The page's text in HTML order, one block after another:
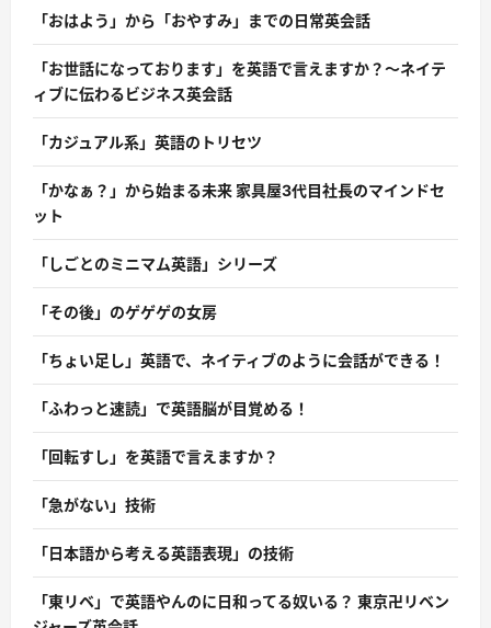
「おはよう」から「おやすみ」までの日常英会話
「お世話になっております」を英語で言えますか？〜ネイテ
ィブに伝わるビジネス英会話
「カジュアル系」英語のトリセツ
「かなぁ？」から始まる未来 家具屋3代目社長のマインドセ
ット
「しごとのミニマム英語」シリーズ
「その後」のゲゲゲの女房
「ちょい足し」英語で、ネイティブのように会話ができる！
「ふわっと速読」で英語脳が目覚める！
「回転すし」を英語で言えますか？
「急がない」技術
「日本語から考える英語表現」の技術
「東リベ」で英語やんのに日和ってる奴いる？ 東京卍リベン